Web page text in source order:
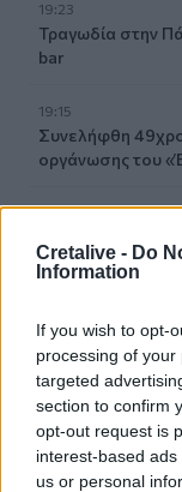
Cretalive - Do
Information
If you wish to opt-
processing of
targeted
section to confirm
opt-out request is
interest-based
us or personal
19:23
Τραγωδία στην
bar
19:15
Συνελήφθη
οργάνωσης του
19:13
Το Φεστιβάλ
καλοκαιρινές
Καύσωνας και
την Ελληνική
18:59
Μαρία
Μπρουτζάκης